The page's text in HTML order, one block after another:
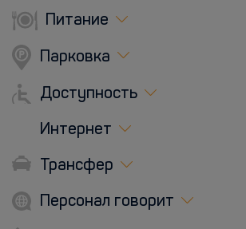
Питание
Парковка
Доступность
Интернет
Трансфер
Персонал говорит